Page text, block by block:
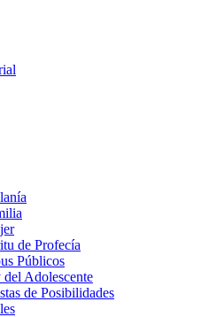
de Profecía
Públicos
Adolescente
de Posibilidades